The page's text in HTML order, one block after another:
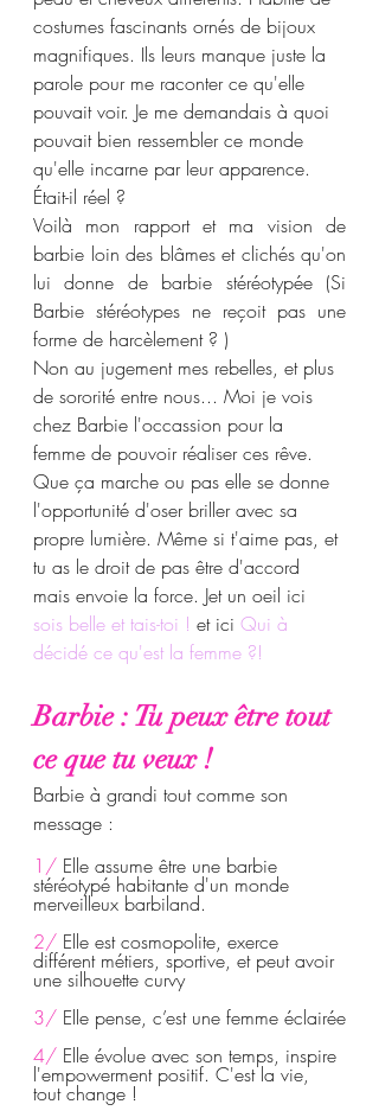
costumes fascinants ornés de bijoux
magnifiques. Ils leurs manque juste la
parole pour me raconter ce qu'elle
pouvait voir. Je me demandais à quoi
pouvait bien ressembler ce monde
qu'elle incarne par leur apparence.
Était-il réel ?
Voilà mon rapport et ma vision de
barbie loin des blâmes et clichés qu'on
lui donne de barbie stéréotypée (Si
Barbie stéréotypes ne reçoit pas une
forme de harcèlement ? )
Non au jugement mes rebelles, et plus
de sororité entre nous... Moi je vois
chez Barbie l'occassion pour la
femme de pouvoir réaliser ces rêve.
Que ça marche ou pas elle se donne
l'opportunité d'oser briller avec sa
propre lumière. Même si t'aime pas, et
tu as le droit de pas être d'accord
mais envoie la force. Jet un oeil ici
sois belle et tais-toi ! et ici Qui à
décidé ce qu'est la femme ?!
Barbie : Tu peux être tout
ce que tu veux !
Barbie à grandi tout comme son
message :
1/ Elle assume être une barbie
stéréotypé habitante d'un monde
merveilleux barbiland.
2/ Elle est cosmopolite, exerce
différent métiers, sportive, et peut avoir
une silhouette curvy
3/ Elle pense, c’est une femme éclairée
4/ Elle évolue avec son temps, inspire
l'empowerment positif. C'est la vie,
tout change !